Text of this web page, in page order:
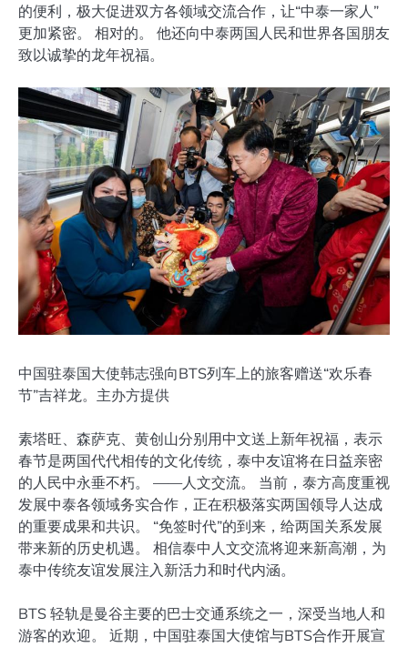
的便利，极大促进双方各领域交流合作，让“中泰一家人”
更加紧密。 相对的。 他还向中泰两国人民和世界各国朋友
致以诚挚的龙年祝福。
中国驻泰国大使韩志强向BTS列车上的旅客赠送“欢乐春
节”吉祥龙。主办方提供
素塔旺、森萨克、黄创山分别用中文送上新年祝福，表示
春节是两国代代相传的文化传统，泰中友谊将在日益亲密
的人民中永垂不朽。 ——人文交流。 当前，泰方高度重视
发展中泰各领域务实合作，正在积极落实两国领导人达成
的重要成果和共识。 “免签时代”的到来，给两国关系发展
带来新的历史机遇。 相信泰中人文交流将迎来新高潮，为
泰中传统友谊发展注入新活力和时代内涵。
BTS 轻轨是曼谷主要的巴士交通系统之一，深受当地人和
游客的欢迎。 近期，中国驻泰国大使馆与BTS合作开展宣